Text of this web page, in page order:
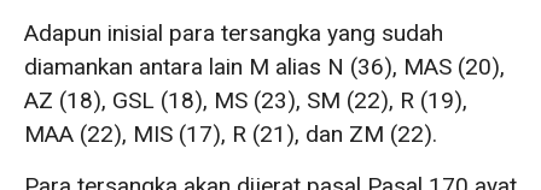
Adapun inisial para tersangka yang sudah
diamankan antara lain M alias N (36), MAS (20),
AZ (18), GSL (18), MS (23), SM (22), R (19),
MAA (22), MIS (17), R (21), dan ZM (22).